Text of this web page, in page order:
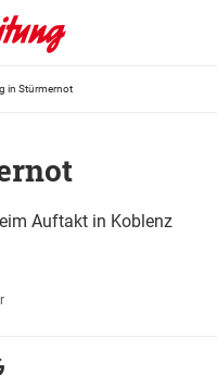
in Stürmernot
Auftakt in Koblenz